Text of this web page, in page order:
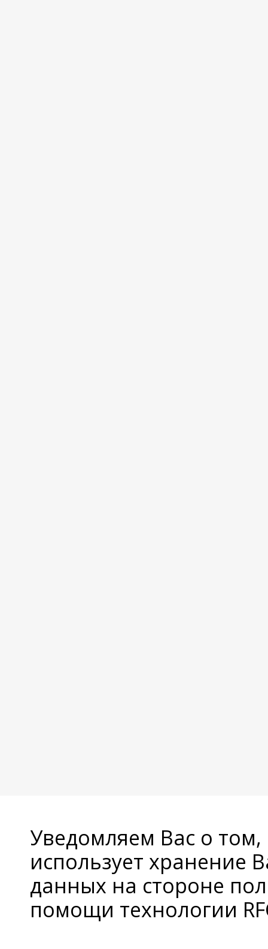
Уведомляем Вас о
использует хранение
данных на стороне
помощи технологии